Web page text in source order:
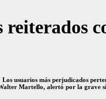
usuarios más perjudicados
Martello, alertó por la grave